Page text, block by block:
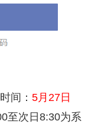
间： 5月27日
至次日8:30为系